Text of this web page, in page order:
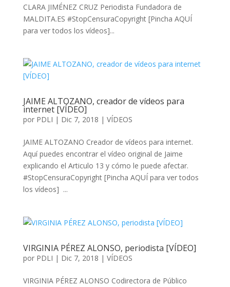
CLARA JIMÉNEZ CRUZ Periodista Fundadora de
MALDITA.ES #StopCensuraCopyright [Pincha AQUÍ
para ver todos los vídeos]...
JAIME ALTOZANO, creador de vídeos para
internet [VÍDEO]
por PDLI | Dic 7, 2018 | VÍDEOS
JAIME ALTOZANO Creador de vídeos para internet.
Aquí puedes encontrar el vídeo original de Jaime
explicando el Articulo 13 y cómo le puede afectar.
#StopCensuraCopyright [Pincha AQUÍ para ver todos
los vídeos] ...
VIRGINIA PÉREZ ALONSO, periodista [VÍDEO]
por PDLI | Dic 7, 2018 | VÍDEOS
VIRGINIA PÉREZ ALONSO Codirectora de Público